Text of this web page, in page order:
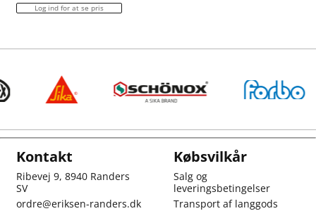
Log ind for at se pris
Kontakt
Ribevej 9, 8940 Randers
SV
ordre@eriksen-randers.dk
Købsvilkår
Salg og
leveringsbetingelser
Transport af langgods